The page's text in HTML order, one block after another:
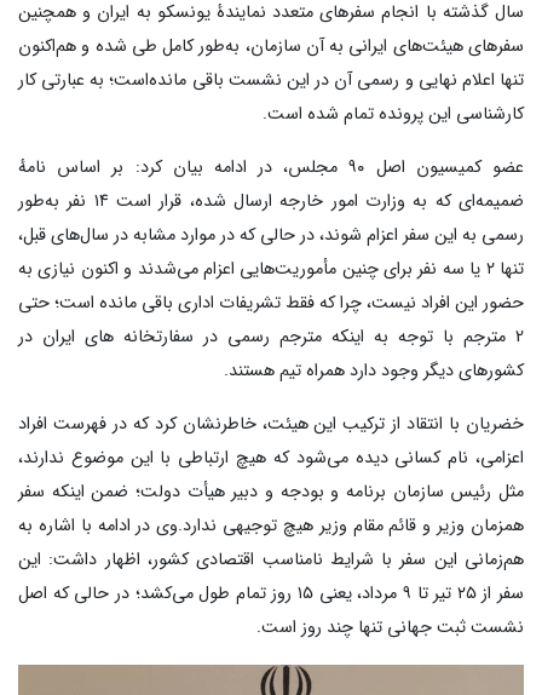
سال گذشته با انجام سفرهای متعدد نمایندهٔ یونسکو به ایران و همچنین
سفرهای هیئت‌های ایرانی به آن سازمان، به‌طور کامل طی شده و هم‌اکنون
تنها اعلام نهایی و رسمی آن در این نشست باقی مانده‌است؛ به عبارتی کار
کارشناسی این پرونده تمام شده است.
عضو کمیسیون اصل ٩٠ مجلس، در ادامه بیان کرد‌: بر اساس نامهٔ
ضمیمه‌ای که به وزارت امور خارجه ارسال شده، قرار است ۱۴ نفر به‌طور
رسمی به این سفر اعزام شوند، در حالی که در موارد مشابه در سال‌های قبل،
تنها ۲ یا سه نفر برای چنین مأموریت‌هایی اعزام می‌شدند و اکنون نیازی به
حضور این افراد نیست، چرا که فقط تشریفات اداری باقی مانده است؛ حتی
2 مترجم با توجه به اینکه مترجم رسمی در سفارتخانه های ایران در
کشورهای دیگر وجود دارد همراه تیم هستند.
خضریان با انتقاد از ترکیب این هیئت، خاطرنشان کرد که در فهرست افراد
اعزامی، نام کسانی دیده می‌شود که هیچ ارتباطی با این موضوع ندارند،
مثل رئیس سازمان برنامه و بودجه و دبیر هیأت دولت؛ ضمن اینکه سفر
همزمان وزیر و قائم مقام وزیر هیچ توجیهی ندارد.وی در ادامه با اشاره به
هم‌زمانی این سفر با شرایط نامناسب اقتصادی کشور، اظهار داشت: این
سفر از ۲۵ تیر تا ۹ مرداد، یعنی ۱۵ روز تمام طول می‌کشد؛ در حالی که اصل
نشست ثبت جهانی تنها چند روز است.